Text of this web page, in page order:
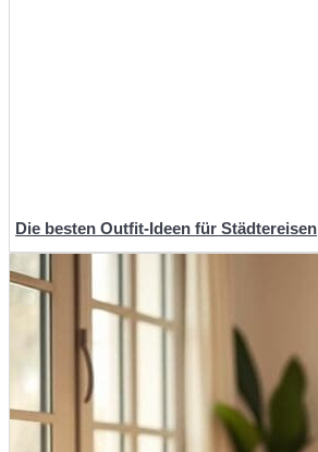
Die besten Outfit-Ideen für Städtereisen